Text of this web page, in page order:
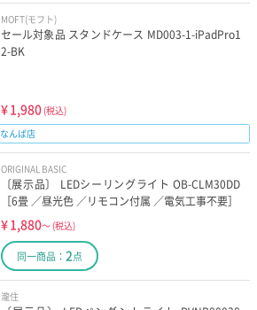
MOFT(モフト)
セール対象品 スタンドケース MD003-1-iPadPro1
2-BK
¥1,980 (税込)
なんば店
ORIGINAL BASIC
〔展示品〕 LEDシーリングライト OB-CLM30DD
［6畳 ／昼光色 ／リモコン付属 ／電気工事不要］
¥1,880～ (税込)
同一商品： 2点
瀧住